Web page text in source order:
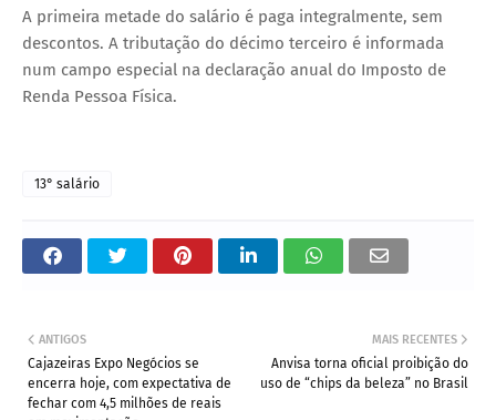
A primeira metade do salário é paga integralmente, sem
descontos. A tributação do décimo terceiro é informada
num campo especial na declaração anual do Imposto de
Renda Pessoa Física.
13° salário
MAIS RECENTES
Anvisa torna oficial proibição do
uso de “chips da beleza” no Brasil
ANTIGOS
Cajazeiras Expo Negócios se
encerra hoje, com expectativa de
fechar com 4,5 milhões de reais